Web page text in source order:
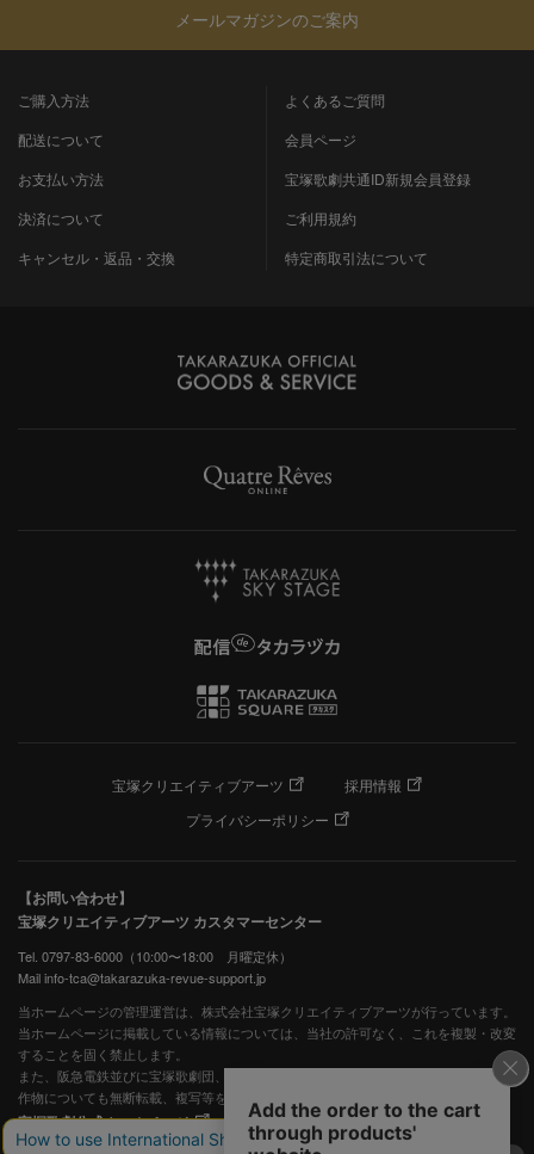
メールマガジンのご案内
ご購入方法
配送について
お支払い方法
決済について
キャンセル・返品・交換
よくあるご質問
会員ページ
宝塚歌劇共通ID新規会員登録
ご利用規約
特定商取引法について
宝塚クリエイティブアーツ
採用情報
プライバシーポリシー
【お問い合わせ】
宝塚クリエイティブアーツ カスタマーセンター
Tel. 0797-83-6000（10:00〜18:00 月曜定休）
Mail info-tca@takarazuka-revue-support.jp
当ホームページの管理運営は、株式会社宝塚クリエイティブアーツが行っています。
当ホームページに掲載している情報については、当社の許可なく、これを複製・改変
することを固く禁止します。
また、阪急電鉄並びに宝塚歌劇団、宝塚クリエイティブアーツの出版物ほか写真等著
作物についても無断転載、複写等を禁じます。
宝塚歌劇公式ホームページ